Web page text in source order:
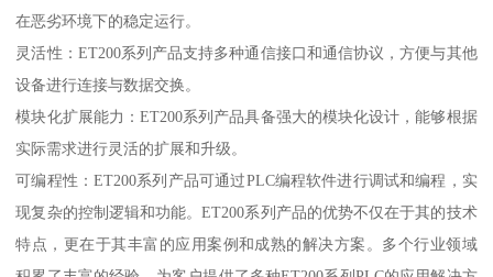
在恶劣环境下的稳定运行。
灵活性：ET200系列产品支持多种通信接口和通信协议，方便与其他
设备进行连接与数据交换。
模块化扩展能力：ET200系列产品具备强大的模块化设计，能够根据
实际需求进行灵活的扩展和升级。
可编程性：ET200系列产品可通过PLC编程软件进行调试和编程，实
现复杂的控制逻辑和功能。ET200系列产品的优势不仅在于其的技术
特点，更在于其丰富的应用案例和成熟的解决方案。多个行业领域